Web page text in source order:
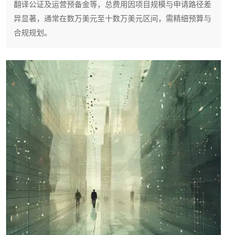
翻译公证及运营预备金等，总费用因项目规模与申请路径差
异显著，通常在数万美元至十数万美元区间，需精细预算与
合规规划。